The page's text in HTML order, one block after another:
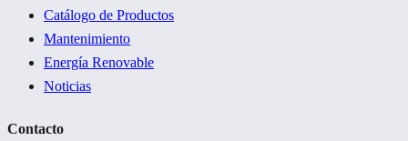
Catálogo de Productos
Mantenimiento
Energía Renovable
Noticias
Contacto